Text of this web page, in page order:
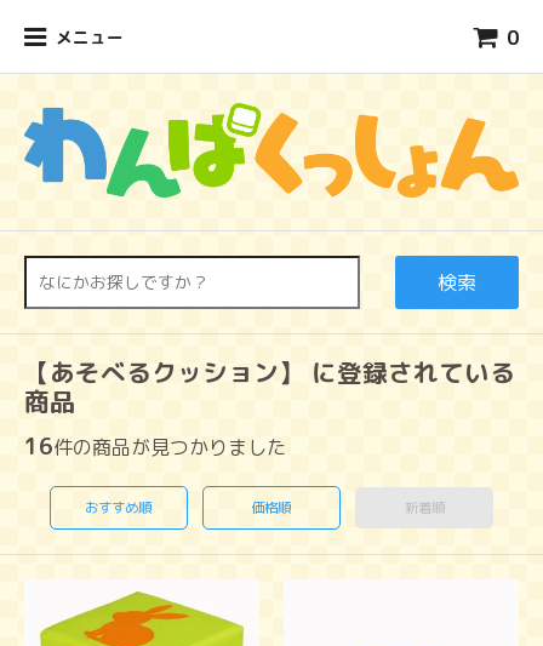
メニュー 0
検索
【あそべるクッション】 に登録されている
商品
16件の商品が見つかりました
おすすめ順 価格順 新着順